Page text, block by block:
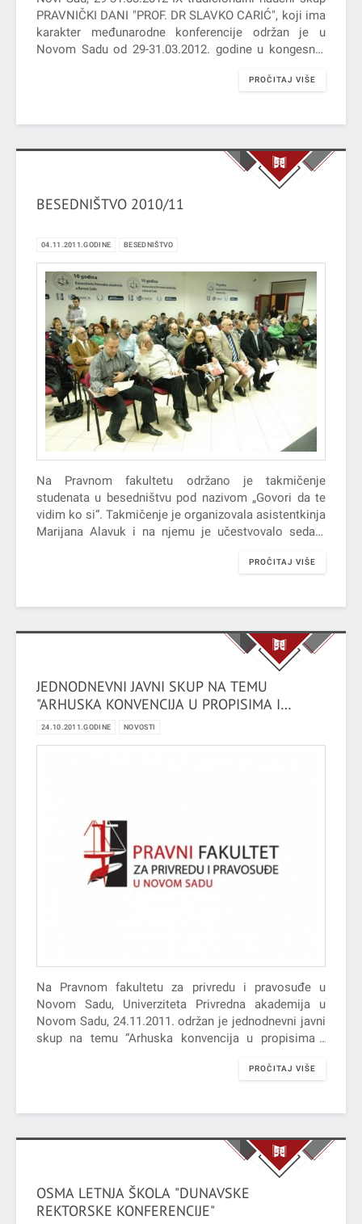
PRAVNIČKI DANI "PROF. DR SLAVKO CARIĆ", koji ima
karakter međunarodne konferencije održan je u
Novom Sadu od 29-31.03.2012. godine u kongesnoj
PROČITAJ VIŠE
BESEDNIŠTVO 2010/11
04.11.2011.GODINE BESEDNIŠTVO
Na Pravnom fakultetu održano je takmičenje
studenata u besedništvu pod nazivom „Govori da te
vidim ko si“. Takmičenje je organizovala asistentkinja
Marijana Alavuk i na njemu je učestvovalo sedam
PROČITAJ VIŠE
JEDNODNEVNI JAVNI SKUP NA TEMU
"ARHUSKA KONVENCIJA U PROPISIMA I
PRAKSI REPUBLIKE SRBIJE"
24.10.2011.GODINE NOVOSTI
Na Pravnom fakultetu za privredu i pravosuđe u
Novom Sadu, Univerziteta Privredna akademija u
Novom Sadu, 24.11.2011. održan je jednodnevni javni
skup na temu “Arhuska konvencija u propisima i
PROČITAJ VIŠE
OSMA LETNJA ŠKOLA "DUNAVSKE
REKTORSKE KONFERENCIJE"